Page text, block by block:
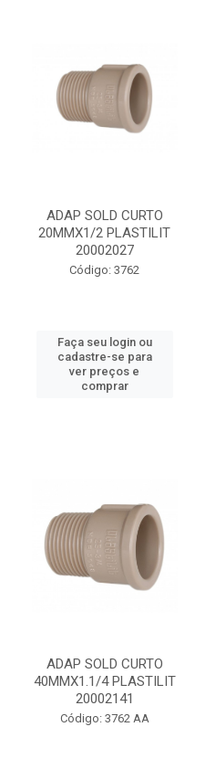
ADAP SOLD CURTO
20MMX1/2 PLASTILIT
20002027
Código: 3762
Faça seu login ou
cadastre-se para
ver preços e
comprar
ADAP SOLD CURTO
40MMX1.1/4 PLASTILIT
20002141
Código: 3762 AA